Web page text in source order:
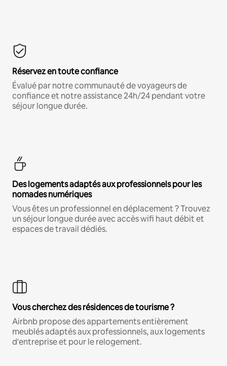
Réservez en toute confiance
Évalué par notre communauté de voyageurs de
confiance et notre assistance 24h/24 pendant votre
séjour longue durée.
Des logements adaptés aux professionnels pour les
nomades numériques
Vous êtes un professionnel en déplacement ? Trouvez
un séjour longue durée avec accès wifi haut débit et
espaces de travail dédiés.
Vous cherchez des résidences de tourisme ?
Airbnb propose des appartements entièrement
meublés adaptés aux professionnels, aux logements
d'entreprise et pour le relogement.